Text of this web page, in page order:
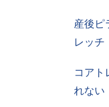
産後
レッ
コア
れな